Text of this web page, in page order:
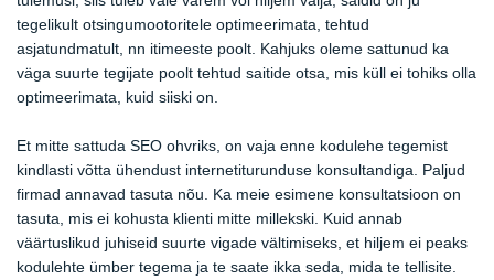
tegelikult otsingumootoritele optimeerimata, tehtud
asjatundmatult, nn itimeeste poolt. Kahjuks oleme sattunud ka
väga suurte tegijate poolt tehtud saitide otsa, mis küll ei tohiks olla
optimeerimata, kuid siiski on.
Et mitte sattuda SEO ohvriks, on vaja enne kodulehe tegemist
kindlasti võtta ühendust internetiturunduse konsultandiga. Paljud
firmad annavad tasuta nõu. Ka meie esimene konsultatsioon on
tasuta, mis ei kohusta klienti mitte millekski. Kuid annab
väärtuslikud juhiseid suurte vigade vältimiseks, et hiljem ei peaks
kodulehte ümber tegema ja te saate ikka seda, mida te tellisite.